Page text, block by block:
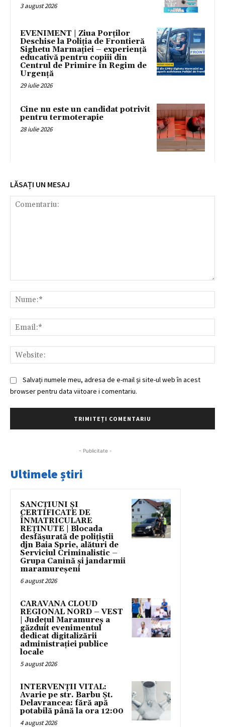
3 august 2026
EVENIMENT | Ziua Porților
Deschise la Poliția de Frontieră
Sighetu Marmației – experiență
educativă pentru copiii din
Centrul de Primire în Regim de
Urgență
29 iulie 2026
Cine nu este un candidat potrivit
pentru termoterapie
28 iulie 2026
LĂSAȚI UN MESAJ
Salvați numele meu, adresa de e-mail și site-ul web în acest
browser pentru data viitoare i comentariu.
- Publicitate -
Ultimele știri
SANCȚIUNI ȘI
CERTIFICATE DE
ÎNMATRICULARE
REȚINUTE | Blocada
desfășurată de polițiștii
djn Baia Sprie, alături de
Serviciul Criminalistic –
Grupa Canină și jandarmii
maramureșeni
6 august 2026
CARAVANA CLOUD
REGIONAL NORD – VEST
| Județul Maramureș a
găzduit evenimentul
dedicat digitalizării
administrației publice
locale
5 august 2026
INTERVENȚII VITAL:
Avarie pe str. Barbu Șt.
Delavrancea: fără apă
potabilă până la ora 12:00
4 august 2026